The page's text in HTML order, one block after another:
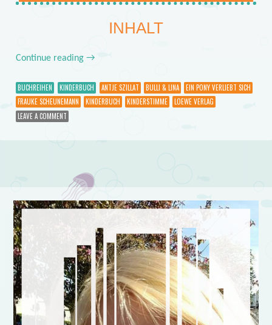
INHALT
Continue reading →
BUCHREIHEN KINDERBUCH ANTJE SZILLAT BULLI & LINA
EIN PONY VERLIEBT SICH
FRAUKE SCHEUNEMANN
KINDERBUCH KINDERSTIMME
LOEWE VERLAG
LEAVE A COMMENT
Post navigation